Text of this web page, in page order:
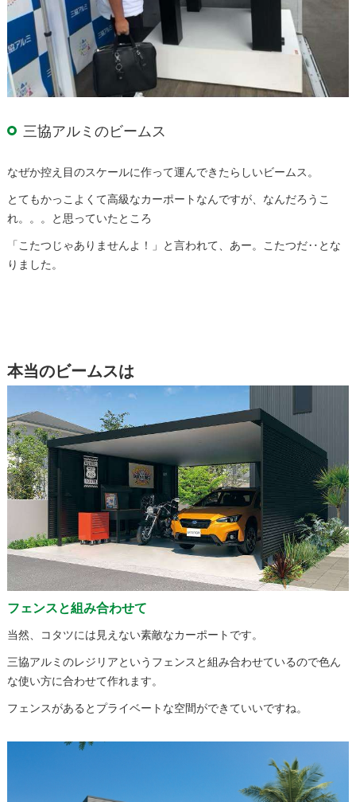
三協アルミのビームス
なぜか控え目のスケールに作って運んできたらしいビームス。
とてもかっこよくて高級なカーポートなんですが、なんだろうこ
れ。。。と思っていたところ
「こたつじゃありませんよ！」と言われて、あー。こたつだ‥とな
りました。
本当のビームスは
フェンスと組み合わせて
当然、コタツには見えない素敵なカーポートです。
三協アルミのレジリアというフェンスと組み合わせているので色ん
な使い方に合わせて作れます。
フェンスがあるとプライベートな空間ができていいですね。